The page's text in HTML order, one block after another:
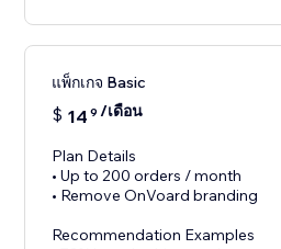
แพ็กเกจ Basic
$ 14 9 /เดือน
Plan Details
• Up to 200 orders / month
• Remove OnVoard branding
Recommendation Examples